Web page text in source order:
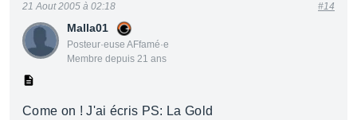
Malla01
Posteur·euse AFfamé·e
Membre depuis 21 ans
21 Aout 2005 à 02:18 #14
Come on ! J'ai écris PS: La Gold